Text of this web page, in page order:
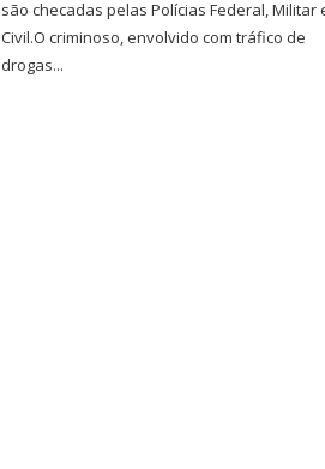
são checadas pelas Polícias Federal, Militar
Civil.O criminoso, envolvido com tráfico de
drogas...